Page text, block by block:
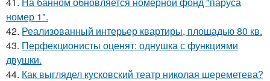
номер 1".
42. Реализованный интерьер квартиры, площадью 80 кв.
43. Перфекционисты оценят: однушка с функциями
двушки.
44. Как выглядел кусковский театр николая шереметева?